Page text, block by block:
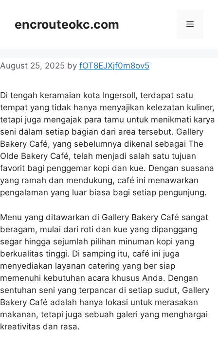
contentencrouteokc.com Menu
August 25, 2025 by fOT8EJXjf0m8ov5
Di tengah keramaian kota Ingersoll, terdapat satu
tempat yang tidak hanya menyajikan kelezatan kuliner,
tetapi juga mengajak para tamu untuk menikmati karya
seni dalam setiap bagian dari area tersebut. Gallery
Bakery Café, yang sebelumnya dikenal sebagai The
Olde Bakery Café, telah menjadi salah satu tujuan
favorit bagi penggemar kopi dan kue. Dengan suasana
yang ramah dan mendukung, café ini menawarkan
pengalaman yang luar biasa bagi setiap pengunjung.
Menu yang ditawarkan di Gallery Bakery Café sangat
beragam, mulai dari roti dan kue yang dipanggang
segar hingga sejumlah pilihan minuman kopi yang
berkualitas tinggi. Di samping itu, café ini juga
menyediakan layanan catering yang ber siap
memenuhi kebutuhan acara khusus Anda. Dengan
sentuhan seni yang terpancar di setiap sudut, Gallery
Bakery Café adalah hanya lokasi untuk merasakan
makanan, tetapi juga sebuah galeri yang menghargai
kreativitas dan rasa.